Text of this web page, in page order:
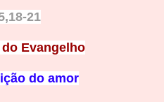
21
Evangelho
do amor